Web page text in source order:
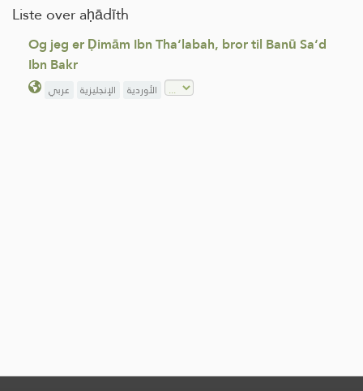
Liste over aḥādīth
Og jeg er Ḍimām Ibn Tha‘labah, bror til Banū Sa‘d
Ibn Bakr
عربي الإنجليزية الأوردية